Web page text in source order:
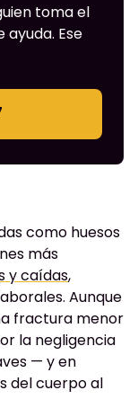
toma el
Ese
como huesos
más
y caídas,
Aunque
fractura menor
la negligencia
— y en
del cuerpo al